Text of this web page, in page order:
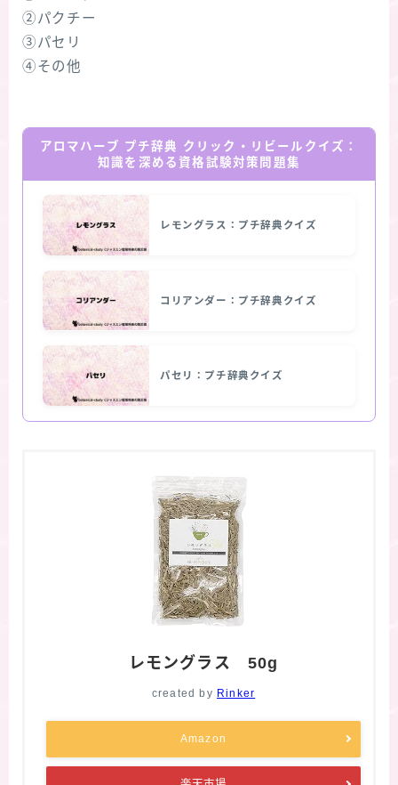
②パクチー
③パセリ
④その他
アロマハーブ プチ辞典 クリック・リビールクイズ：
知識を深める資格試験対策問題集
レモングラス：プチ辞典クイズ
コリアンダー：プチ辞典クイズ
パセリ：プチ辞典クイズ
レモングラス 50g
created by Rinker
Amazon